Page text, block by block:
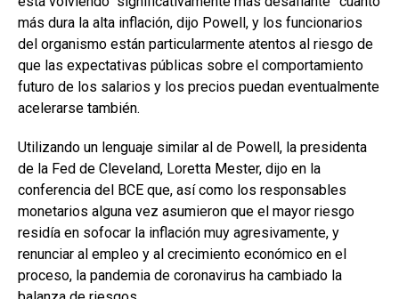
más dura la alta inflación, dijo Powell, y los funcionarios
del organismo están particularmente atentos al riesgo de
que las expectativas públicas sobre el comportamiento
futuro de los salarios y los precios puedan eventualmente
acelerarse también.
Utilizando un lenguaje similar al de Powell, la presidenta
de la Fed de Cleveland, Loretta Mester, dijo en la
conferencia del BCE que, así como los responsables
monetarios alguna vez asumieron que el mayor riesgo
residía en sofocar la inflación muy agresivamente, y
renunciar al empleo y al crecimiento económico en el
proceso, la pandemia de coronavirus ha cambiado la